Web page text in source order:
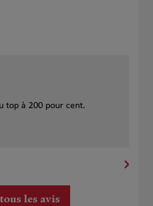
top à 200 pour cent.
les avis